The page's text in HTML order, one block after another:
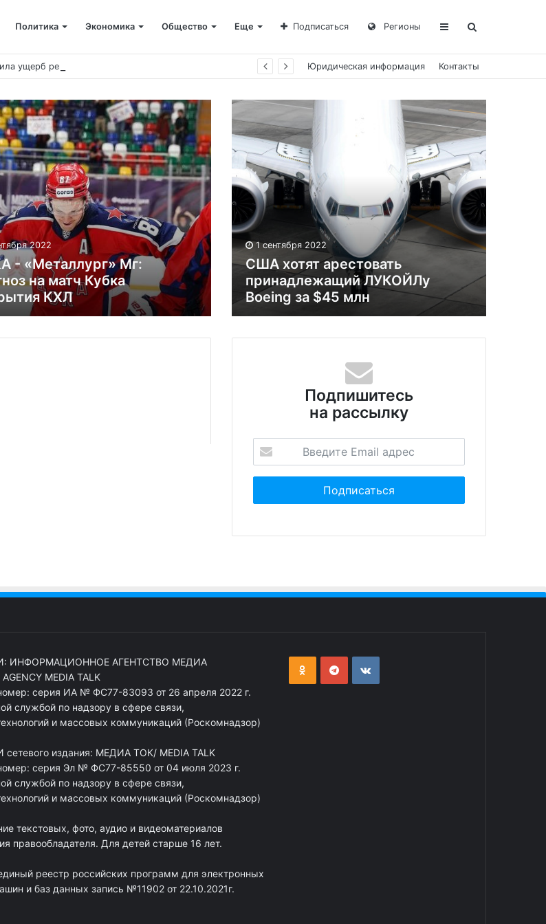
Политика Экономика Общество Еще Подписаться Регионы
ущерб рекам на сумму почти 28 млн рублей Юридическая информация Контакты
2022
- «Металлург» Мг:
на матч Кубка
КХЛ
1 сентября 2022
США хотят арестовать
принадлежащий ЛУКОЙЛу
Boeing за $45 млн
Подпишитесь
на рассылку
ИНФОРМАЦИОННОЕ АГЕНТСТВО МЕДИА
MEDIA TALK
серия ИА № ФС77-83093 от 26 апреля 2022 г.
службой по надзору в сфере связи,
и массовых коммуникаций (Роскомнадзор)
издания: МЕДИА ТОК/ MEDIA TALK
серия Эл № ФС77-85550 от 04 июля 2023 г.
службой по надзору в сфере связи,
и массовых коммуникаций (Роскомнадзор)
текстовых, фото, аудио и видеоматериалов
правообладателя. Для детей старше 16 лет.
реестр российских программ для электронных
и баз данных запись №11902 от 22.10.2021г.